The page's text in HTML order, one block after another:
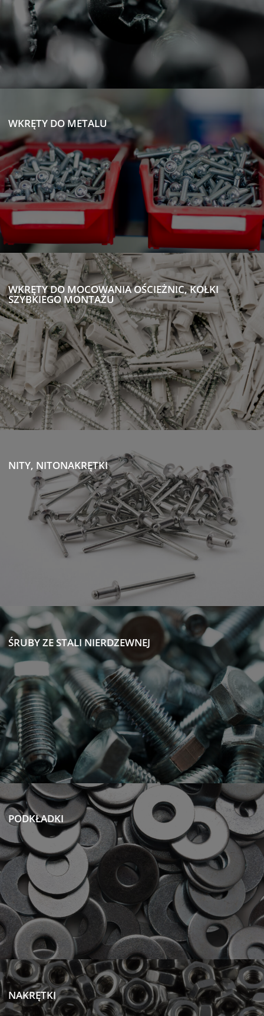
WKRĘTY DO METALU
WKRĘTY DO MOCOWANIA OŚCIEŻNIC, KOŁKI
SZYBKIEGO MONTAŻU
NITY, NITONAKRĘTKI
ŚRUBY ZE STALI NIERDZEWNEJ
PODKŁADKI
NAKRĘTKI